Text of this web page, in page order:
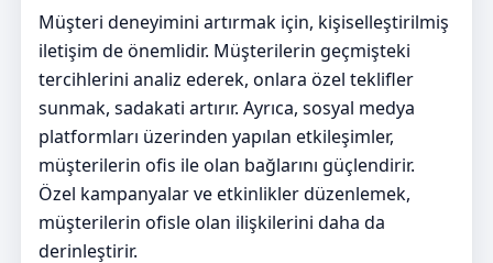
Müşteri deneyimini artırmak için, kişiselleştirilmiş
iletişim de önemlidir. Müşterilerin geçmişteki
tercihlerini analiz ederek, onlara özel teklifler
sunmak, sadakati artırır. Ayrıca, sosyal medya
platformları üzerinden yapılan etkileşimler,
müşterilerin ofis ile olan bağlarını güçlendirir.
Özel kampanyalar ve etkinlikler düzenlemek,
müşterilerin ofisle olan ilişkilerini daha da
derinleştirir.